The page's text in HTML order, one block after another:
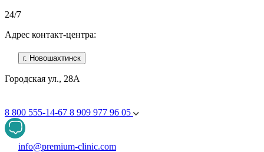
24/7
Адрес контакт-центра:
г. Новошахтинск
Городская ул., 28А
8 800 555-14-67 8 909 977 96 05
info@premium-clinic.com